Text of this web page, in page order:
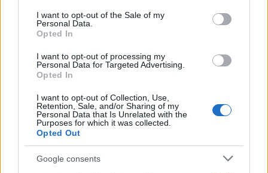
I want to opt-out of the Sale of my
Personal Data.
Opted In
I want to opt-out of processing my
Personal Data for Targeted Advertising.
Opted In
I want to opt-out of Collection, Use,
Retention, Sale, and/or Sharing of my
Personal Data that Is Unrelated with the
Purposes for which it was collected.
Opted Out
Google consents
parte dello stesso pm un rigoroso accertamento
dei fatti come base per la responsabilità, dia
meno garanzia di un pubblico ministero orientato
semplicemente a sostenere i fatti favorevoli alla
sua tesi. Nella dialettica accusatoria invocata ogni
parte offre al giudice i fatti che gli sono favorevoli
e questo non basta per assicurare una decisione
giusta. Ecco perché il pm lavora in un’ottica che è
la stessa del giudice”. Poi è stato il turno del
professore ordinario di Storia del Diritto
Riccardo